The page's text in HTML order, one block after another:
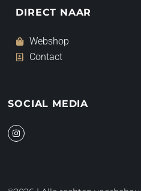
DIRECT NAAR
Webshop
Contact
SOCIAL MEDIA
I
n
s
a